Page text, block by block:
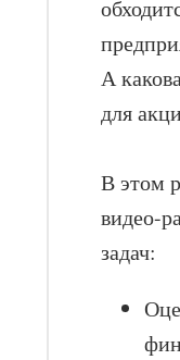
А
для
В этом
видео-
задач: